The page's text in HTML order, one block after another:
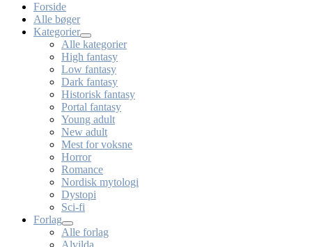
Forside
Alle bøger
Kategorier
Alle kategorier
High fantasy
Low fantasy
Dark fantasy
Historisk fantasy
Portal fantasy
Young adult
New adult
Mest for voksne
Horror
Romance
Nordisk mytologi
Dystopi
Sci-fi
Forlag
Alle forlag
Alvilda